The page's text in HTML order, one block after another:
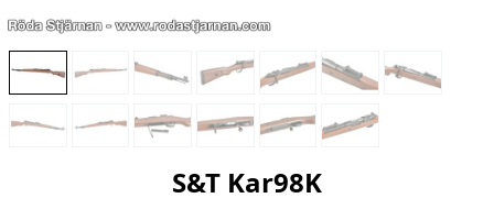
S&T Kar98K